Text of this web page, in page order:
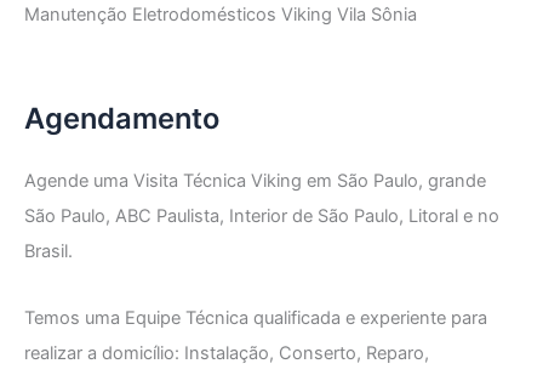
Manutenção Eletrodomésticos Viking Vila Sônia
Agendamento
Agende uma Visita Técnica Viking em São Paulo, grande
São Paulo, ABC Paulista, Interior de São Paulo, Litoral e no
Brasil.
Temos uma Equipe Técnica qualificada e experiente para
realizar a domicílio: Instalação, Conserto, Reparo,